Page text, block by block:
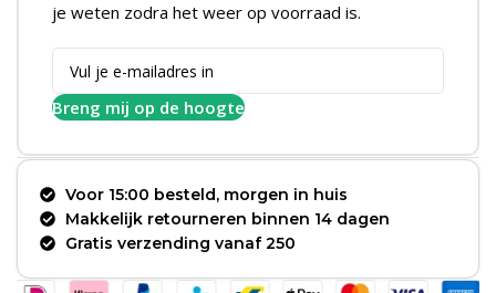
je weten zodra het weer op voorraad is.
Breng mij op de hoogte
Voor 15:00 besteld, morgen in huis
Makkelijk retourneren binnen 14 dagen
Gratis verzending vanaf 250